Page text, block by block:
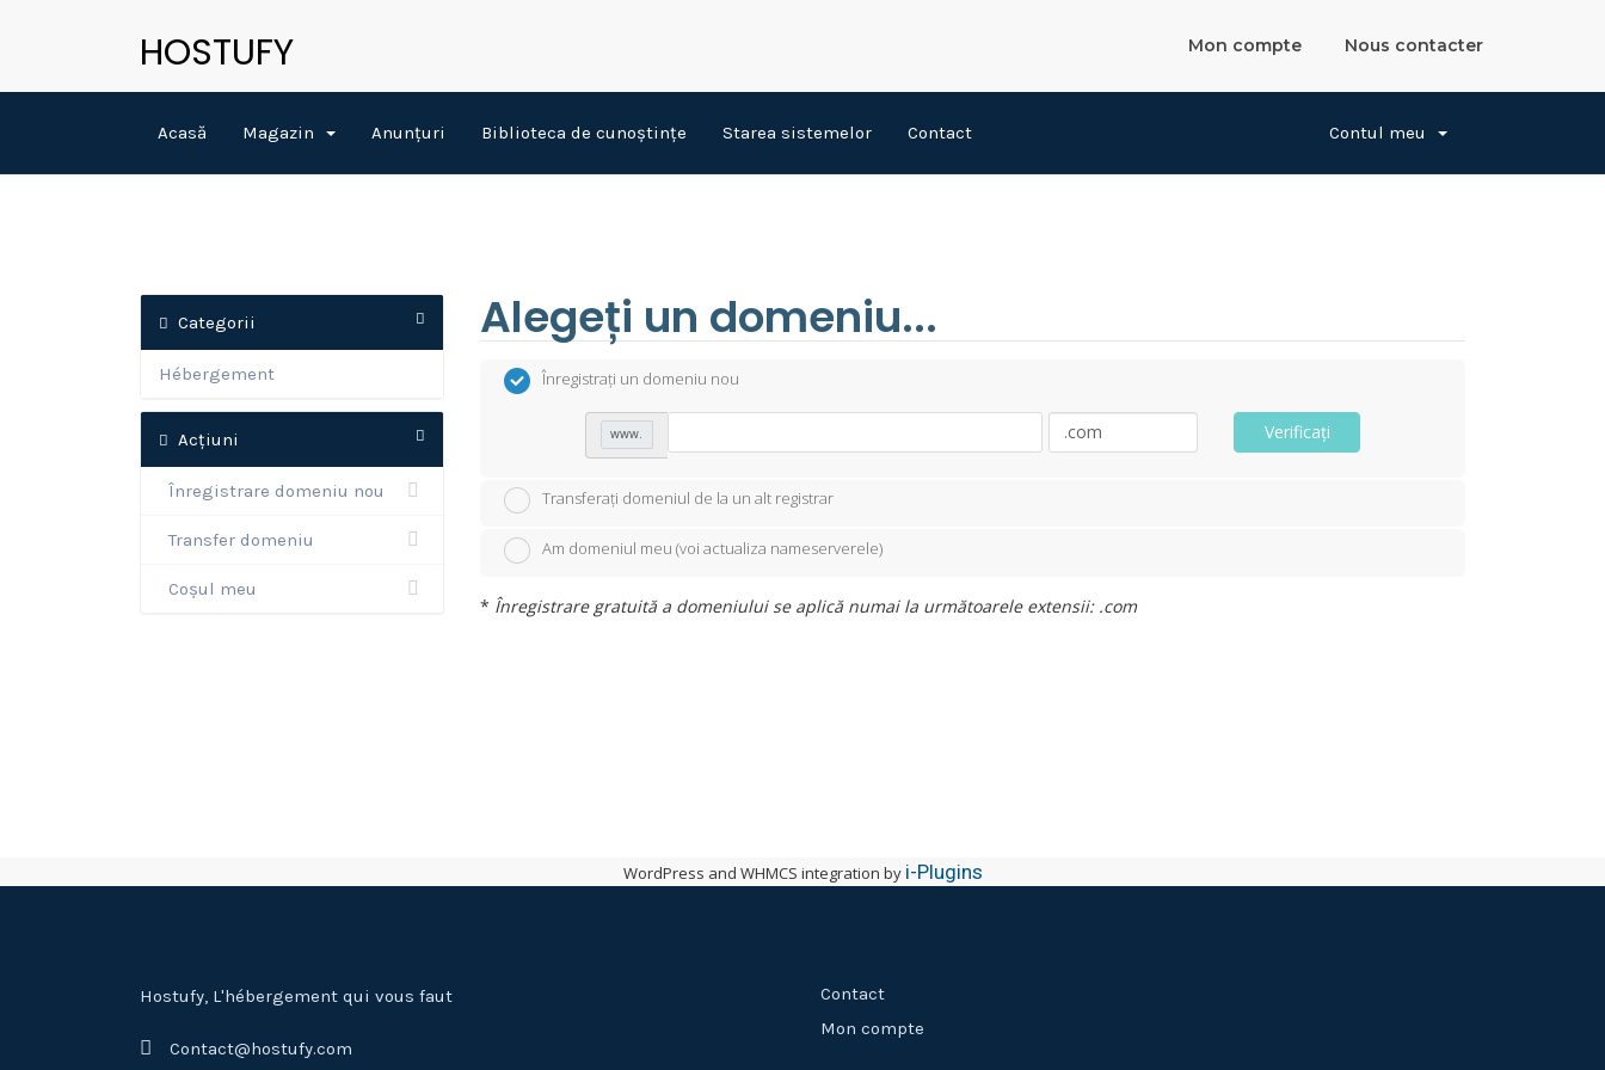
HOSTUFY Mon compte Nous contacter
Acasă Magazin Anunțuri Biblioteca de cunoștințe Starea sistemelor Contact Contul meu
Categorii
Hébergement
Acțiuni
Înregistrare domeniu nou
Transfer domeniu
Coșul meu
Alegeți un domeniu...
Înregistrați un domeniu nou
www. Verificați
Transferați domeniul de la un alt registrar
Am domeniul meu (voi actualiza nameserverele)
* Înregistrare gratuită a domeniului se aplică numai la următoarele extensii: .com
WordPress and WHMCS integration by i-Plugins
Hostufy, L'hébergement qui vous faut
Contact@hostufy.com
Contact
Mon compte